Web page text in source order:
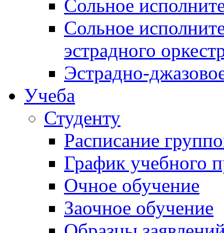
Сольное
Сольное
эстрадного
Эстрадно-
Учеба
Студенту
Расписание
График учебного
Очное обучение
Заочное обучение